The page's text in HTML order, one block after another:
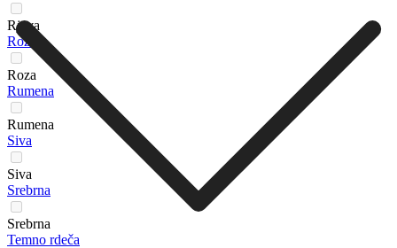
Rjava
Roza
Roza
Rumena
Rumena
Siva
Siva
Srebrna
Srebrna
Temno rdeča